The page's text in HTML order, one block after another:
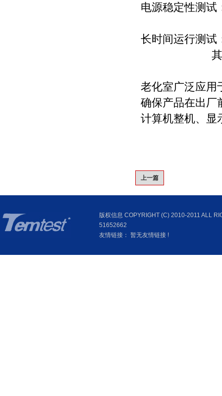
电源稳定性测试‌
长时间运行测试‌
老化室广泛应用
确保产品在出厂
计算机整机、显
上一篇
版权信息 COPYRIGHT (C) 2010-2011 ALL
51652662
友情链接： 暂无友情链接 !